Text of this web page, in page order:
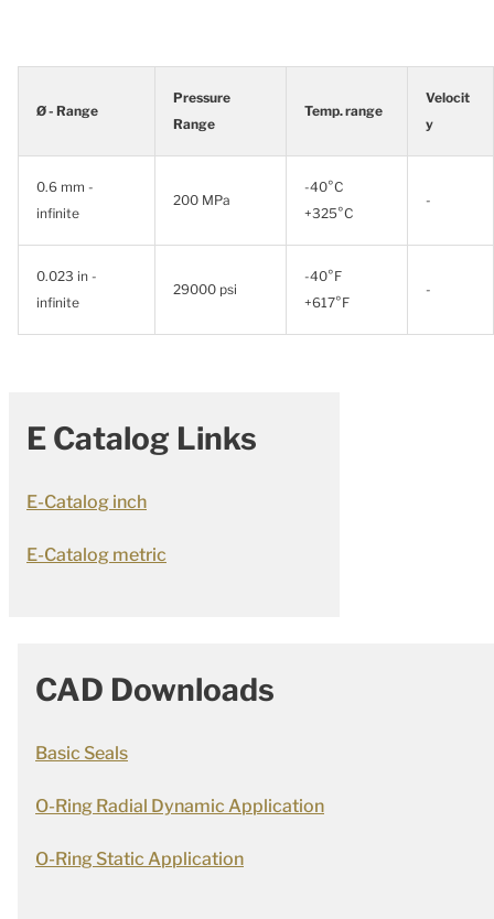
Ø - Range
Pressure
Range
Temp. range
Velocit
y
0.6 mm -
infinite
200 MPa
-40°C
+325°C
-
0.023 in -
infinite
29000 psi
-40°F
+617°F
-
E Catalog Links
E-Catalog inch
E-Catalog metric
CAD Downloads
Basic Seals
O-Ring Radial Dynamic Application
O-Ring Static Application